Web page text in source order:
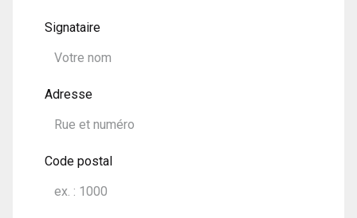
Signataire
Adresse
Code postal